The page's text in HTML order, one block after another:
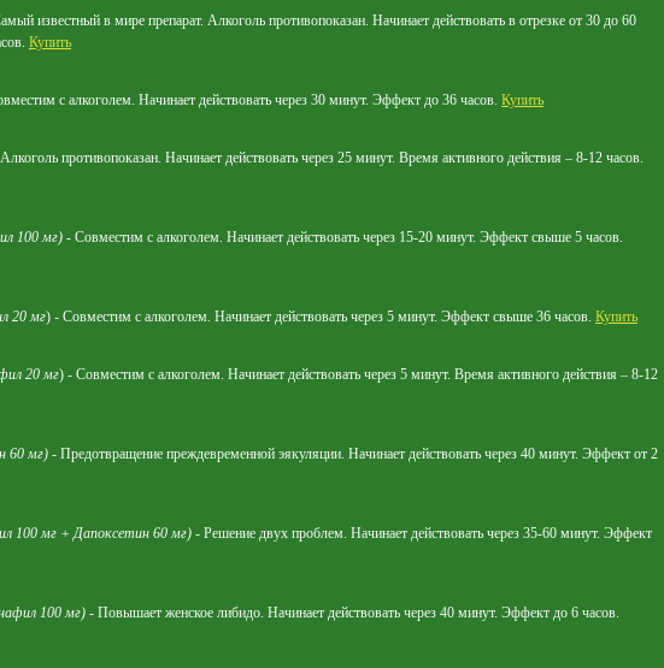
известный в мире препарат. Алкоголь противопоказан. Начинает действовать в отрезке от 30 до 60
Купить
с алкоголем. Начинает действовать через 30 минут. Эффект до 36 часов. Купить
противопоказан. Начинает действовать через 25 минут. Время активного действия – 8-12 часов.
100 мг) - Совместим с алкоголем. Начинает действовать через 15-20 минут. Эффект свыше 5 часов.
20 мг) - Совместим с алкоголем. Начинает действовать через 5 минут. Эффект свыше 36 часов. Купить
20 мг) - Совместим с алкоголем. Начинает действовать через 5 минут. Время активного действия – 8-12
60 мг) - Предотвращение преждевременной эякуляции. Начинает действовать через 40 минут. Эффект от 2
100 мг + Дапоксетин 60 мг) - Решение двух проблем. Начинает действовать через 35-60 минут. Эффект
100 мг) - Повышает женское либидо. Начинает действовать через 40 минут. Эффект до 6 часов.